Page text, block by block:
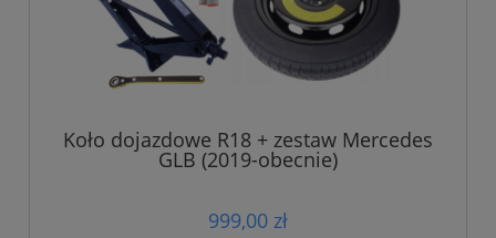
Koło dojazdowe R18 + zestaw Mercedes
GLB (2019-obecnie)
999,00 zł